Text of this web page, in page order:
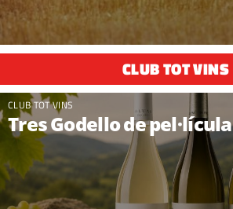
CLUB TOT VINS
CLUB TOT VINS
Tres Godello de pel·lícula